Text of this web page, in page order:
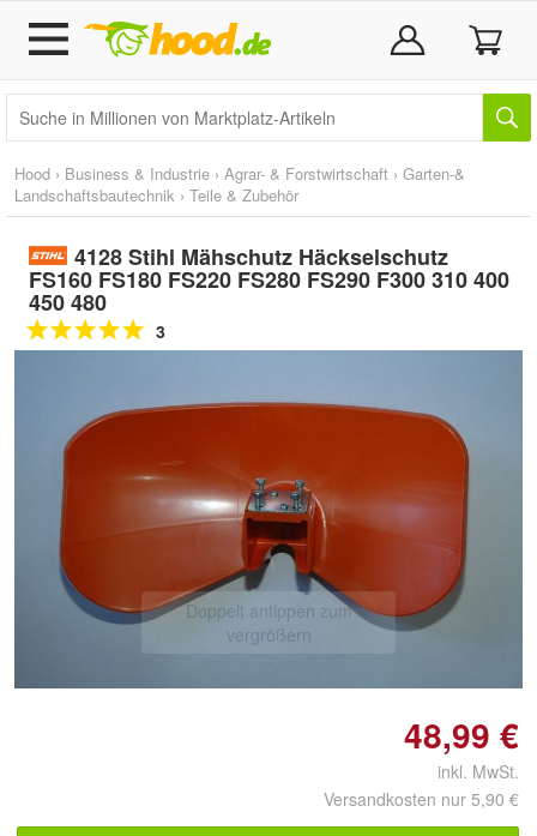
Hood › Business & Industrie › Agrar- & Forstwirtschaft › Garten-&
Landschaftsbautechnik › Teile & Zubehör
4128 Stihl Mähschutz Häckselschutz
FS160 FS180 FS220 FS280 FS290 F300 310 400
450 480
3
Doppelt antippen zum
vergrößern
48,99 €
inkl. MwSt.
Versandkosten nur 5,90 €